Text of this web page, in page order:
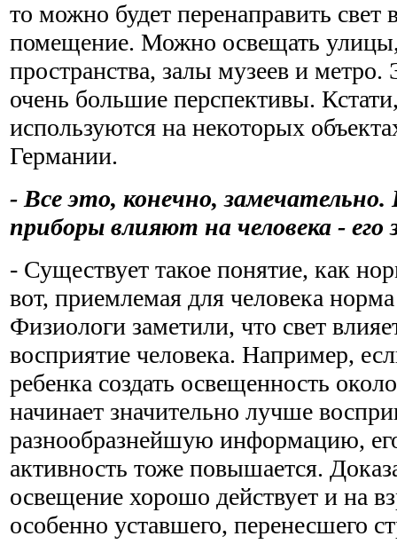
то можно будет перенаправить свет
помещение. Можно освещать
пространства, залы музеев и
очень большие перспективы.
используются на некоторых
Германии.
- Все это, конечно,
приборы влияют на человека - его
- Существует такое понятие, как
вот, приемлемая для человека
Физиологи заметили, что свет
восприятие человека. Например,
ребенка создать освещенность
начинает значительно лучше
разнообразнейшую информацию,
активность тоже повышается.
освещение хорошо действует и на
особенно уставшего, перенесшего